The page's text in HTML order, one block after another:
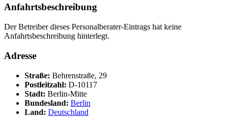
Anfahrtsbeschreibung
Der Betreiber dieses Personalberater-Eintrags hat keine
Anfahrtsbeschreibung hinterlegt.
Adresse
Straße: Behrenstraße, 29
Postleitzahl: D-10117
Stadt: Berlin-Mitte
Bundesland: Berlin
Land: Deutschland